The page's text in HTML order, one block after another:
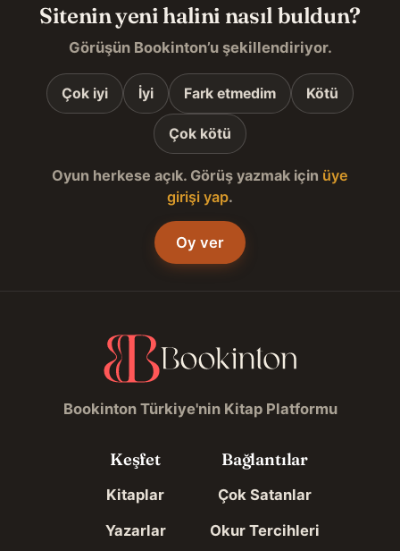
Sitenin yeni halini nasıl buldun?
Görüşün Bookinton’u şekillendiriyor.
Çok iyi İyi Fark etmedim Kötü
Çok kötü
Oyun herkese açık. Görüş yazmak için üye
girişi yap.
Oy ver
Bookinton Türkiye'nin Kitap Platformu
Keşfet
Kitaplar
Yazarlar
Bağlantılar
Çok Satanlar
Okur Tercihleri